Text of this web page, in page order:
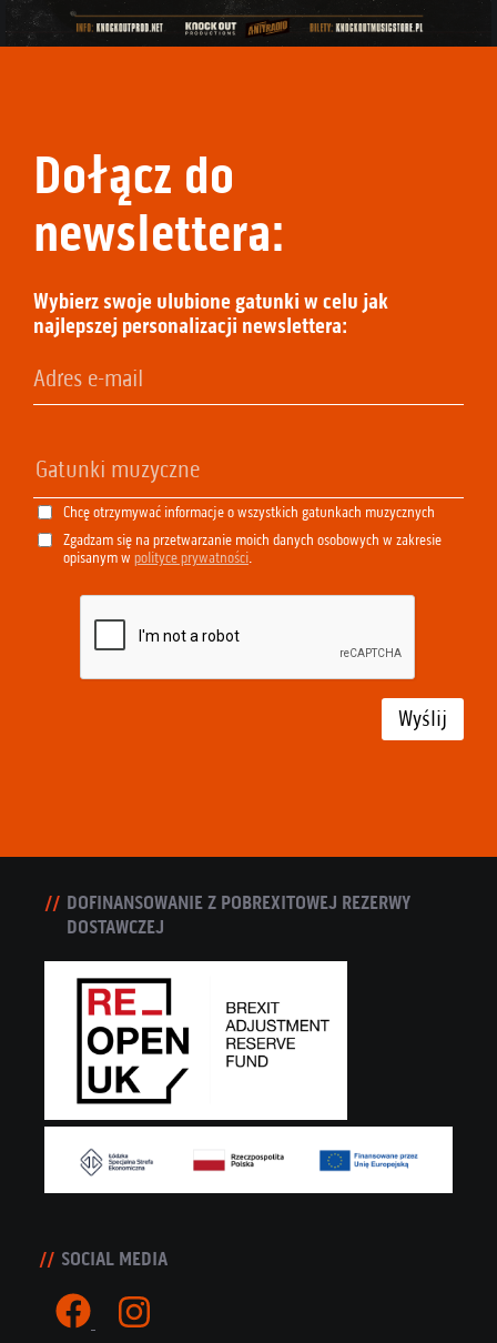
Dołącz do
newslettera:
Wybierz swoje ulubione gatunki w celu jak
najlepszej personalizacji newslettera:
Chcę otrzymywać informacje o wszystkich gatunkach muzycznych
Zgadzam się na przetwarzanie moich danych osobowych w zakresie
opisanym w polityce prywatności.
Wyślij
DOFINANSOWANIE Z POBREXITOWEJ REZERWY
DOSTAWCZEJ
SOCIAL MEDIA